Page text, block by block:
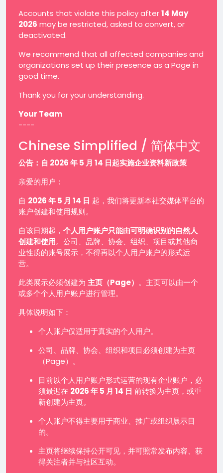
Accounts that violate this policy after14 May
2026 may be restricted, asked to convert, or
deactivated.
We recommend that all affected companies and
organizations set up their presence as a Page in
good time.
Thank you for your understanding.
Your Team
----
Chinese Simplified / 简体中文
公告：自 2026 年 5 月 14 日起实施企业资料新政策
亲爱的用户：
自 2026 年 5 月 14 日 起，我们将更新本社交媒体平台的
账户创建和使用规则。
自该日期起， 个人用户账户只能由可明确识别的自然人
创建和使用。公司、品牌、协会、组织、项目或其他商
业性质的账号展示，不得再以个人用户账户的形式运
营。
此类展示必须创建为 主页（Page） 。主页可以由一个
或多个个人用户账户进行管理。
具体说明如下：
个人账户仅适用于真实的个人用户。
公司、品牌、协会、组织和项目必须创建为主页
（Page）。
目前以个人用户账户形式运营的现有企业账户，必
须最迟在 2026 年 5 月 14 日 前转换为主页，或重
新创建为主页。
个人账户不得主要用于商业、推广或组织展示目
的。
主页将继续保持公开可见，并可照常发布内容、获
得关注者并与社区互动。